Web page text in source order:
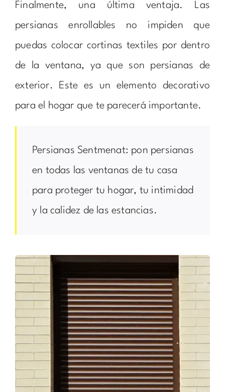
Finalmente, una última ventaja. Las
persianas enrollables no impiden que
puedas colocar cortinas textiles por dentro
de la ventana, ya que son persianas de
exterior. Este es un elemento decorativo
para el hogar que te parecerá importante.
Persianas Sentmenat: pon persianas
en todas las ventanas de tu casa
para proteger tu hogar, tu intimidad
y la calidez de las estancias.